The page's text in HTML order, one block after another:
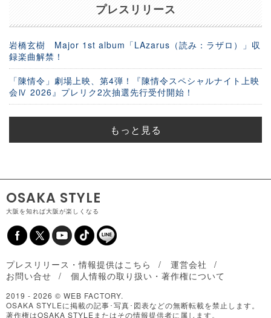
プレスリリース
岩橋玄樹 Major 1st album「LAzarus（読み：ラザロ）」収
録楽曲解禁！
「陳情令」劇場上映、第4弾！『陳情令スペシャルナイト上映
会Ⅳ 2026』プレリク2次抽選先行受付開始！
もっと見る
OSAKA STYLE
大阪を知れば大阪が楽しくなる
プレスリリース・情報提供はこちら
運営会社
お問い合せ
個人情報の取り扱い・著作権について
2019 - 2026 © WEB FACTORY.
OSAKA STYLEに掲載の記事･写真･図表などの無断転載を禁止します。
著作権はOSAKA STYLEまたはその情報提供者に属します。